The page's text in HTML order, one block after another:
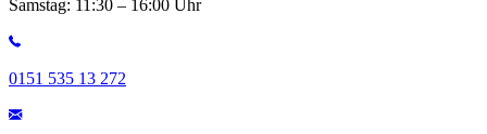
Samstag: 11:30 – 16:00 Uhr
0151 535 13 272